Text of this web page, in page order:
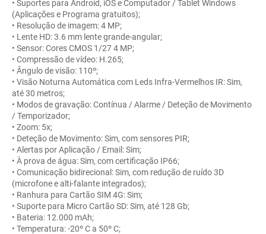
• Suportes para Android, iOS e Computador / Tablet Windows
(Aplicações e Programa gratuitos);
• Resolução de imagem: 4 MP;
• Lente HD: 3.6 mm lente grande-angular;
• Sensor: Cores CMOS 1/27 4 MP;
• Compressão de vídeo: H.265;
• Ângulo de visão: 110º;
• Visão Noturna Automática com Leds Infra-Vermelhos IR: Sim,
até 30 metros;
• Modos de gravação: Contínua / Alarme / Deteção de Movimento
/ Temporizador;
• Zoom: 5x;
• Deteção de Movimento: Sim, com sensores PIR;
• Alertas por Aplicação / Email: Sim;
• À prova de água: Sim, com certificação IP66;
• Comunicação bidirecional: Sim, com redução de ruído 3D
(microfone e alti-falante integrados);
• Ranhura para Cartão SIM 4G: Sim;
• Suporte para Micro Cartão SD: Sim, até 128 Gb;
• Bateria: 12.000 mAh;
• Temperatura: -20º C a 50º C;